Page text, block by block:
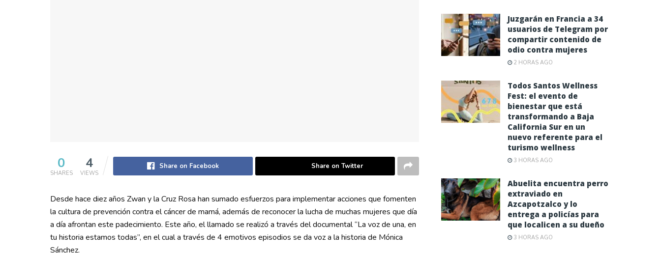
0
SHARES
4
VIEWS
Share on Facebook Share on Twitter
Desde hace diez años Zwan y la Cruz Rosa han sumado esfuerzos para implementar acciones que fomenten
la cultura de prevención contra el cáncer de mamá, además de reconocer la lucha de muchas mujeres que día
a día afrontan este padecimiento. Este año, el llamado se realizó a través del documental “La voz de una, en
tu historia estamos todas”, en el cual a través de 4 emotivos episodios se da voz a la historia de Mónica
Sánchez.
Juzgarán en Francia a 34
usuarios de Telegram por
compartir contenido de
odio contra mujeres
2 HORAS AGO
Todos Santos Wellness
Fest: el evento de
bienestar que está
transformando a Baja
California Sur en un
nuevo referente para el
turismo wellness
3 HORAS AGO
Abuelita encuentra perro
extraviado en
Azcapotzalco y lo
entrega a policías para
que localicen a su dueño
3 HORAS AGO